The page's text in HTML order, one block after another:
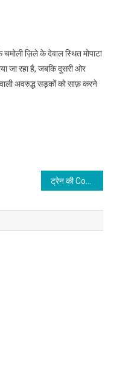
चमोली ज़िले के देवाल स्थित मोपाटा
जा रहा है, जबकि दूसरी ओर
अवरुद्ध सड़कों को साफ़ करने